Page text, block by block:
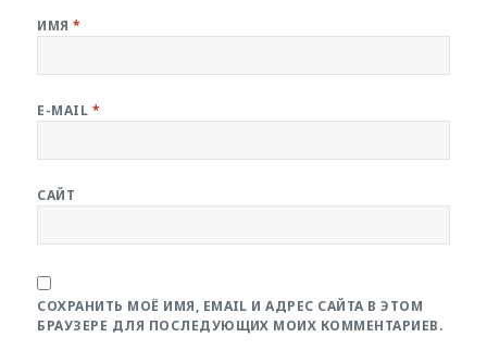
ИМЯ*
E-MAIL *
САЙТ
СОХРАНИТЬ МОЁ ИМЯ, EMAIL И АДРЕС САЙТА В ЭТОМ
БРАУЗЕРЕ ДЛЯ ПОСЛЕДУЮЩИХ МОИХ КОММЕНТАРИЕВ.